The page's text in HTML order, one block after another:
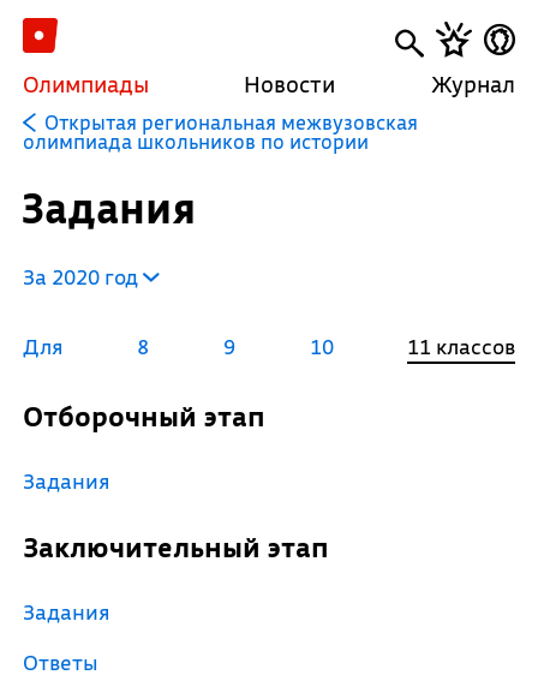
Олимпиады Новости Журнал
Открытая региональная межвузовская
олимпиада школьников по истории
Задания
За 2020 год
Для 8 9 10 11 классов
Отборочный этап
Задания
Заключительный этап
Задания
Ответы